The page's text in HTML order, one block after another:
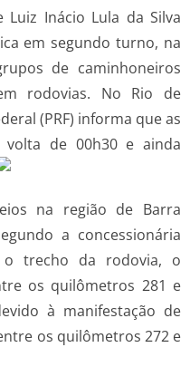
Inácio Lula da Silva
em segundo turno, na
de caminhoneiros
rodovias. No Rio de
(PRF) informa que as
volta de 00h30 e ainda
na região de Barra
a concessionária
o trecho da rodovia, o
os quilômetros 281 e
à manifestação de
os quilômetros 272 e